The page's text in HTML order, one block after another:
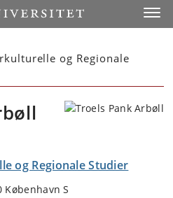
og Regionale
og Regionale Studier
København S